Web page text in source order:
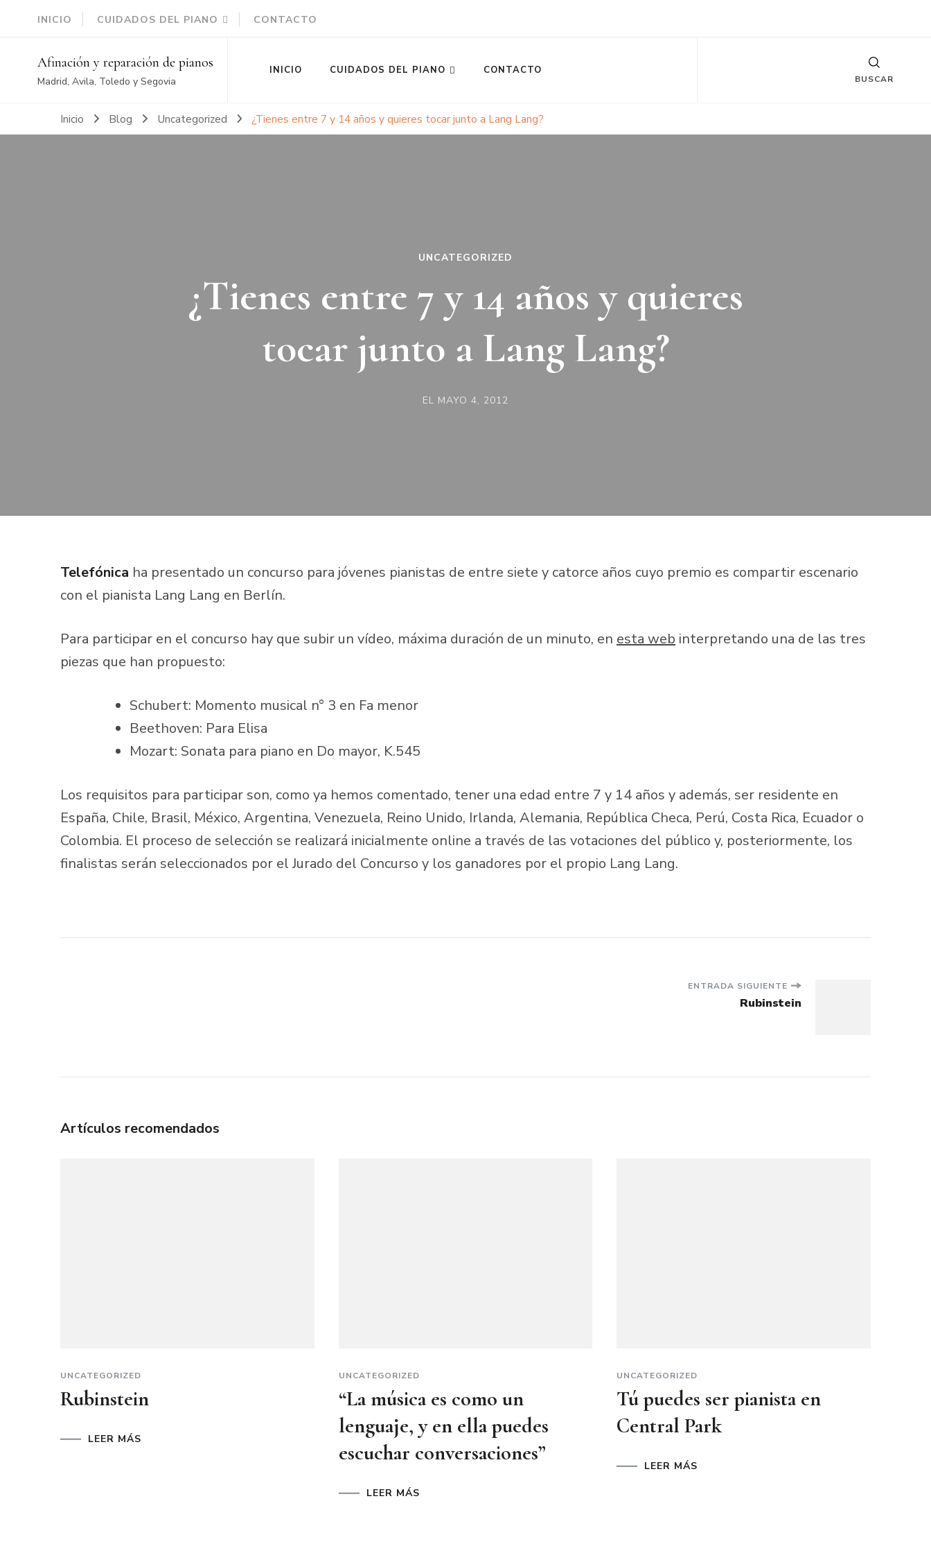
INICIO CUIDADOS DEL PIANO CONTACTO
Afinación y reparación de pianos
Madrid, Avila, Toledo y Segovia
INICIO CUIDADOS DEL PIANO CONTACTO
BUSCAR
Inicio Blog Uncategorized ¿Tienes entre 7 y 14 años y quieres tocar junto a Lang Lang?
UNCATEGORIZED
¿Tienes entre 7 y 14 años y quieres
tocar junto a Lang Lang?
EL MAYO 4, 2012
Telefónica ha presentado un concurso para jóvenes pianistas de entre siete y catorce años cuyo premio es compartir escenario
con el pianista Lang Lang en Berlín.
Para participar en el concurso hay que subir un vídeo, máxima duración de un minuto, en esta web interpretando una de las tres
piezas que han propuesto:
Schubert: Momento musical n° 3 en Fa menor
Beethoven: Para Elisa
Mozart: Sonata para piano en Do mayor, K.545
Los requisitos para participar son, como ya hemos comentado, tener una edad entre 7 y 14 años y además, ser residente en
España, Chile, Brasil, México, Argentina, Venezuela, Reino Unido, Irlanda, Alemania, República Checa, Perú, Costa Rica, Ecuador o
Colombia. El proceso de selección se realizará inicialmente online a través de las votaciones del público y, posteriormente, los
finalistas serán seleccionados por el Jurado del Concurso y los ganadores por el propio Lang Lang.
ENTRADA SIGUIENTE
Rubinstein
Artículos recomendados
UNCATEGORIZED
Rubinstein
LEER MÁS
UNCATEGORIZED
“La música es como un
lenguaje, y en ella puedes
escuchar conversaciones”
LEER MÁS
UNCATEGORIZED
Tú puedes ser pianista en
Central Park
LEER MÁS